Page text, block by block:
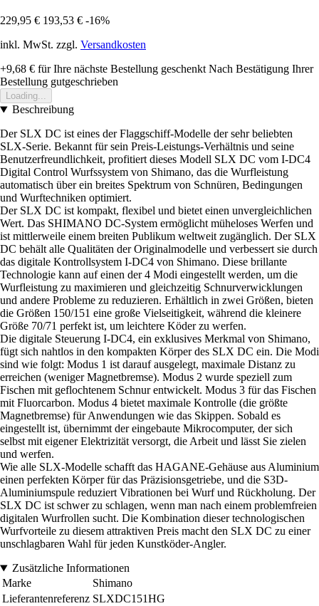
229,95 € 193,53 € -16%
inkl. MwSt. zzgl. Versandkosten
+9,68 € für Ihre nächste Bestellung geschenkt Nach Bestätigung Ihrer
Bestellung gutgeschrieben
Loading...
Beschreibung
Der SLX DC ist eines der Flaggschiff-Modelle der sehr beliebten
SLX-Serie. Bekannt für sein Preis-Leistungs-Verhältnis und seine
Benutzerfreundlichkeit, profitiert dieses Modell SLX DC vom I-DC4
Digital Control Wurfssystem von Shimano, das die Wurfleistung
automatisch über ein breites Spektrum von Schnüren, Bedingungen
und Wurftechniken optimiert.
Der SLX DC ist kompakt, flexibel und bietet einen unvergleichlichen
Wert. Das SHIMANO DC-System ermöglicht müheloses Werfen und
ist mittlerweile einem breiten Publikum weltweit zugänglich. Der SLX
DC behält alle Qualitäten der Originalmodelle und verbessert sie durch
das digitale Kontrollsystem I-DC4 von Shimano. Diese brillante
Technologie kann auf einen der 4 Modi eingestellt werden, um die
Wurfleistung zu maximieren und gleichzeitig Schnurverwicklungen
und andere Probleme zu reduzieren. Erhältlich in zwei Größen, bieten
die Größen 150/151 eine große Vielseitigkeit, während die kleinere
Größe 70/71 perfekt ist, um leichtere Köder zu werfen.
Die digitale Steuerung I-DC4, ein exklusives Merkmal von Shimano,
fügt sich nahtlos in den kompakten Körper des SLX DC ein. Die Modi
sind wie folgt: Modus 1 ist darauf ausgelegt, maximale Distanz zu
erreichen (weniger Magnetbremse). Modus 2 wurde speziell zum
Fischen mit geflochtenem Schnur entwickelt. Modus 3 für das Fischen
mit Fluorcarbon. Modus 4 bietet maximale Kontrolle (die größte
Magnetbremse) für Anwendungen wie das Skippen. Sobald es
eingestellt ist, übernimmt der eingebaute Mikrocomputer, der sich
selbst mit eigener Elektrizität versorgt, die Arbeit und lässt Sie zielen
und werfen.
Wie alle SLX-Modelle schafft das HAGANE-Gehäuse aus Aluminium
einen perfekten Körper für das Präzisionsgetriebe, und die S3D-
Aluminiumspule reduziert Vibrationen bei Wurf und Rückholung. Der
SLX DC ist schwer zu schlagen, wenn man nach einem problemfreien
digitalen Wurfrollen sucht. Die Kombination dieser technologischen
Wurfvorteile zu diesem attraktiven Preis macht den SLX DC zu einer
unschlagbaren Wahl für jeden Kunstköder-Angler.
Zusätzliche Informationen
Marke
Shimano
Lieferantenreferenz SLXDC151HG